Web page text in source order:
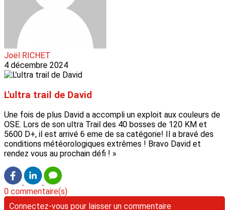
Joël RICHET
4 décembre 2024
L'ultra trail de David
Une fois de plus David a accompli un exploit aux couleurs de
OSE. Lors de son ultra Trail des 40 bosses de 120 KM et
5600 D+, il est arrivé 6 eme de sa catégorie! Il a bravé des
conditions météorologiques extrêmes ! Bravo David et
rendez vous au prochain défi ! »
0 commentaire(s)
Connectez-vous pour laisser un commentaire